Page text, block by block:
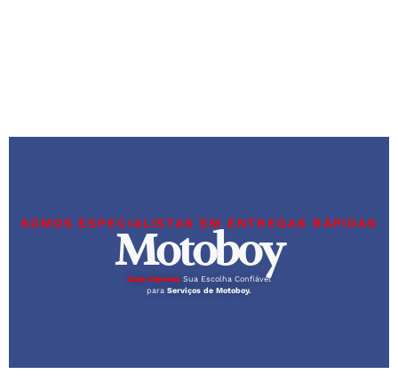
SOMOS ESPECIALISTAS EM ENTREGAS RÁPIDAS
Motoboy
Caas Express Sua Escolha Confiável
para Serviços de Motoboy.